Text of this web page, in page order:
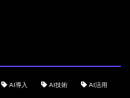
AI導入 AI技術 AI活用